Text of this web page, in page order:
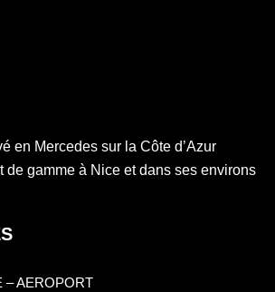
en Mercedes sur la Côte d’Azur
de gamme à Nice et dans ses environs
– AEROPORT